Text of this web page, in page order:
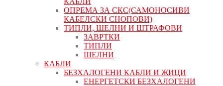
ОПРЕМА ЗА СКС(САМОНОСИВИ
КАБЕЛСКИ СНОПОВИ)
ТИПЛИ, ШЕЛНИ И ШТРАФОВИ
ЗАВРТКИ
ТИПЛИ
ШЕЛНИ
КАБЛИ
БЕЗХАЛОГЕНИ КАБЛИ И ЖИЦИ
ЕНЕРГЕТСКИ БЕЗХАЛОГЕНИ